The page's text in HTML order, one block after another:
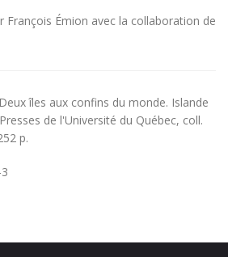
François Émion avec la collaboration de
îles aux confins du monde. Islande
de l'Université du Québec, coll.
p.